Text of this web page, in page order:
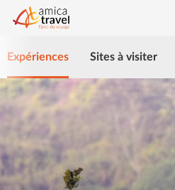
Expériences Sites à visiter